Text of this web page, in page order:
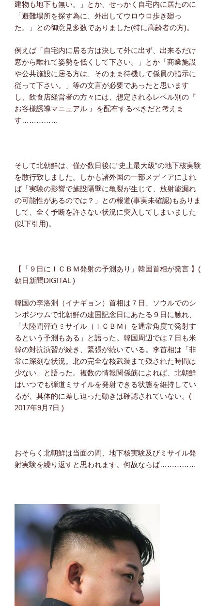
建物も地下も無い。」とか、せっかく自宅内に居たのに
「避難場所を探す為に、外出してウロウロ歩き廻っ
た。」との御意見多数でありました(特に高齢者の方)。
例えば「自宅内に居る方は決して外に出ず、出来るだけ
窓から離れて姿勢を低くして下さい。」とか「商業施設
や公共施設に居る方は、そのまま待機して係員の指示に
従って下さい。」等の文言が必要であったと思います
し、飲食店経営者の方々には、想定されるレベル別の『
お客様誘導マニュアル 』を配布するべきだと考えま
す……………
そして北朝鮮は、僅か数日後に“史上最大級”の地下核実験
を敢行致しました。しかも諸外国の一部メディアによれ
ば「実験の影響で施設隔壁に亀裂が生じて、放射能漏れ
の可能性があるのでは？」との報道(事実未確認)もありま
して、全く予断を許さない状況に突入してしまいました
(以下引用)。
【「９日にＩＣＢＭ発射の予測あり」韓国首相が発言 】(
朝日新聞DIGITAL )
韓国の李洛淵（イナギョン）首相は７日、ソウルでのシ
ンポジウムで北朝鮮の建国記念日にあたる９日に触れ、
「大陸間弾道ミサイル（ＩＣＢＭ）を通常角度で発射す
るという予測もある」と語った。韓国周辺では７日も米
韓の対抗演習が続き、緊張が続いている。李首相は「非
常に深刻な状況。北の完全な核武装まで残された時間は
少ない」と語った。複数の情報関係筋によれば、北朝鮮
はいつでも弾道ミサイルを発射できる状態を維持してい
るが、具体的に差し迫った動きは確認されていない。(
2017年9月7日 )
おそらく北朝鮮は当面の間、地下核実験及びミサイル発
射実験を繰り返すと思われます。何故ならば……………